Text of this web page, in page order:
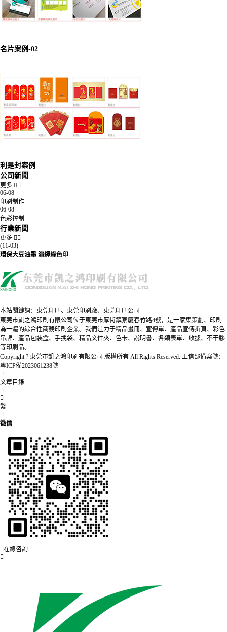
名片案例-02
利是封案例
公司新聞
更多
06-08
印刷制作
06-08
色彩控制
行業新聞
更多
(11-03)
環保大豆油墨 演繹綠色印
本站關鍵詞：東莞印刷、東莞印刷廠、東莞印刷公司
東莞市凱之鴻印刷有限公司位于東莞市厚街鎮寮廈春竹路4號，是一家集策劃、印刷
為一體的綜合性商務印刷企業。我們注力于精品畫冊、宣傳單、產品宣傳折頁、彩色
吊牌、產品包裝盒、手挽袋、精品文件夾、色卡、說明書、各類表單、收據、不干膠
等印刷品。
Copyright ? 東莞市凱之鴻印刷有限公司 版權所有 All Rights Reserved. 工信部備案號：
粵ICP備2023061238號
文章目錄
繁
微信
在線咨詢